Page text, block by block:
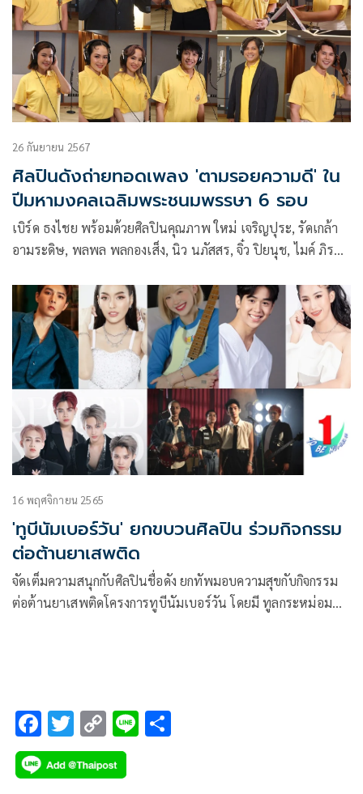
26 กันยายน 2567
ศิลปินดังถ่ายทอดเพลง 'ตามรอยความดี' ใน
ปีมหามงคลเฉลิมพระชนมพรรษา 6 รอบ
เบิร์ด ธงไชย พร้อมด้วยศิลปินคุณภาพ ใหม่ เจริญปุระ, รัดเกล้า
อามระดิษ, พลพล พลกองเส็ง, นิว นภัสสร, จิ๋ว ปิยนุช, ไมค์ ภิรมย์
ภูศิลป์, ข้าวทิพย์ ธิดาดิน, แป้งร่ำ ศิวนารี, กัปตัน ภูธเนศ, แอ๊ค
โชคชัย, ผิงผิง สรวีย์, วิน วศิน, คริส พีรวัส, หลุยส์ ธณวิน, เอมี่
ทสร, อ้าย สรัลชนา และ ไข่ตุ๋น ญาณรินทร์ ร่วมถ่ายทอด
บทเพลง “ตามรอยความดี” ผลิตโดย บริษัท จีเอ็มเอ็ม มิวสิค จํา
กัด (มหาชน)
16 พฤศจิกายน 2565
'ทูบีนัมเบอร์วัน' ยกขบวนศิลปิน ร่วมกิจกรรม
ต่อต้านยาเสพติด
จัดเต็มความสนุกกับศิลปินชื่อดัง ยกทัพมอบความสุขกับกิจกรรม
ต่อต้านยาเสพติดโครงการทูบีนัมเบอร์วัน โดยมี ทูลกระหม่อม
F
ac
e
T
wi
tt
C
o
p
Li